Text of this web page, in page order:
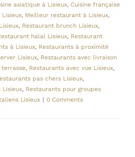
asiatique à Lisieux, Cuisine française
, Meilleur restaurant à Lisieux,
, Restaurant brunch Lisieux,
halal Lisieux, Restaurant
à Lisieux, Restaurants à proximité
Lisieux, Restaurants avec livraison
terrasse, Restaurants avec vue Lisieux,
pas chers Lisieux,
Lisieux, Restaurants pour groupes
Lisieux | 0 Comments